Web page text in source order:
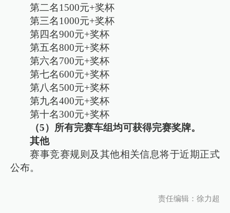
第二名1500元+奖杯
第三名1000元+奖杯
第四名900元+奖杯
第五名800元+奖杯
第六名700元+奖杯
第七名600元+奖杯
第八名500元+奖杯
第九名400元+奖杯
第十名300元+奖杯
（5）所有完赛车组均可获得完赛奖牌。
其他
赛事竞赛规则及其他相关信息将于近期正式
公布。
责任编辑：徐力超